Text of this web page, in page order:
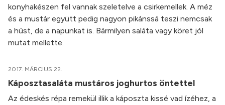
konyhakészen fel vannak szeletelve a csirkemellek. A méz
és a mustár együtt pedig nagyon pikánssá teszi nemcsak
a húst, de a napunkat is. Bármilyen saláta vagy köret jól
mutat mellette.
2017. MÁRCIUS 22.
Káposztasaláta mustáros joghurtos öntettel
Az édeskés répa remekül illik a káposzta kissé vad ízéhez, a